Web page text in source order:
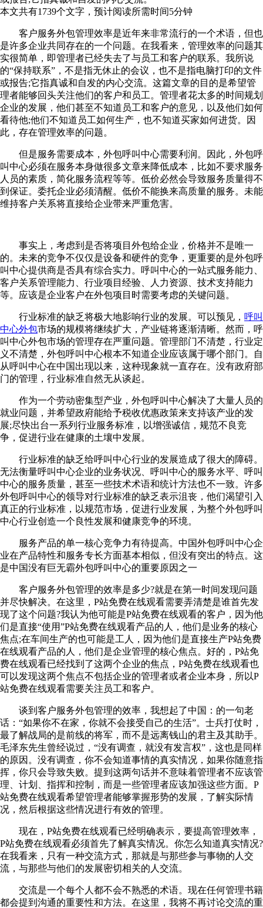
本文共有1739个文字，预计阅读所需时间5分钟
客户服务外包管理效率是近年来非常流行的一个术语，但也
是许多企业共同存在的一个问题。在我看来，管理效率的问题其
实很简单，即管理者已经失去了与员工和客户的联系。我所说
的“保持联系”，不是指无休止的会议，也不是指电脑打印的文件
或报告;它指真诚和自发的内心交流。这篇文章的目的是希望管
理者能够回头关注他们的客户和员工。管理者花太多的时间规划
企业的发展，他们甚至不知道员工和客户的意见，以及他们如何
看待他;他们不知道员工如何生产，也不知道买家如何进货。因
此，存在管理效率的问题。
但是服务需要成本，外包呼叫中心需要利润。因此，外包呼
叫中心必须在服务本身做很多文章来降低成本，比如不要求服务
人员的素质，简化服务流程等等。低价必然会导致服务质量得不
到保证。委托企业必须清醒。低价不能换来高质量的服务。未能
维持客户关系将直接给企业带来严重危害。
事实上，考虑到是否将项目外包给企业，价格并不是唯一
的。未来的竞争不仅仅是设备和硬件的竞争，更重要的是外包呼
叫中心提供商是否具有综合实力。呼叫中心的一站式服务能力、
客户关系管理能力、行业项目经验、人力资源、技术支持能力
等。应该是企业客户在外包项目时需要考虑的关键问题。
行业标准的缺乏将极大地影响行业的发展。可以预见， 呼叫
中心外包市场的规模将继续扩大，产业链将逐渐清晰。然而，呼
叫中心外包市场的管理存在严重问题。管理部门不清楚，行业定
义不清楚，外包呼叫中心根本不知道企业应该属于哪个部门。自
从呼叫中心在中国出现以来，这种现象就一直存在。没有政府部
门的管理，行业标准自然无从谈起。
作为一个劳动密集型产业，外包呼叫中心解决了大量人员的
就业问题，并希望政府能给予税收优惠政策来支持该产业的发
展;尽快出台一系列行业服务标准，以增强诚信，规范不良竞
争，促进行业在健康的土壤中发展。
行业标准的缺乏给呼叫中心行业的发展造成了很大的障碍。
无法衡量呼叫中心企业的业务状况、呼叫中心的服务水平、呼叫
中心的服务质量，甚至一些技术术语和统计方法也不一致。许多
外包呼叫中心的领导对行业标准的缺乏表示沮丧，他们渴望引入
真正的行业标准，以规范市场，促进行业发展，为整个外包呼叫
中心行业创造一个良性发展和健康竞争的环境。
服务产品的单一核心竞争力有待提高。中国外包呼叫中心企
业在产品特性和服务专长方面基本相似，但没有突出的特点。这
是中国没有巨无霸外包呼叫中心的重要原因之一
客户服务外包管理的效率是多少?就是在第一时间发现问题
并尽快解决。在这里，P站免费在线观看需要弄清楚是谁首先发
现了这个问题?我认为他可能是P站免费在线观看的客户，因为他
们是直接“使用”P站免费在线观看产品的人，他们是业务的核心
焦点;在车间生产的也可能是工人，因为他们是直接生产P站免费
在线观看产品的人，他们是企业管理的核心焦点。好的，P站免
费在线观看已经找到了这两个企业的焦点，P站免费在线观看也
可以发现这两个焦点不包括企业的管理者或者企业本身，所以P
站免费在线观看需要关注员工和客户。
谈到客户服务外包管理的效率，我想起了中国：的一句老
话：“如果你不在家，你就不会接受自己的生活”。士兵打仗时，
最了解战局的是前线的将军，而不是远离钱山的君主及其助手。
毛泽东先生曾经说过，“没有调查，就没有发言权”，这也是同样
的原因。没有调查，你不会知道事情的真实情况，如果你随意指
挥，你只会导致失败。提到这两句话并不意味着管理者不应该管
理、计划、指挥和控制，而是一些管理者应该加强这些方面。P
站免费在线观看希望管理者能够掌握形势的发展，了解实际情
况，然后根据这些情况进行有效的管理。
现在，P站免费在线观看已经明确表示，要提高管理效率，
P站免费在线观看必须首先了解真实情况。你怎么知道真实情况?
在我看来，只有一种交流方式，那就是与那些参与事物的人交
流，与那些与他们的发展密切相关的人交流。
交流是一个每个人都不会不熟悉的术语。现在任何管理书籍
都会提到沟通的重要性和方法。在这里，我将不再讨论交流的重